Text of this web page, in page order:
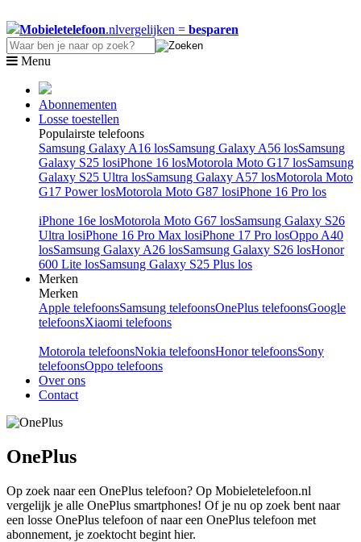
Mobieletelefoon.nlvergelijken = besparen
Menu
Abonnementen
Losse toestellen
Populairste telefoons
Samsung Galaxy A16 losSamsung Galaxy A56 losSamsung
Galaxy S25 losiPhone 16 losMotorola Moto G17 losSamsung
Galaxy S25 Ultra losSamsung Galaxy A57 losMotorola Moto
G17 Power losMotorola Moto G87 losiPhone 16 Pro los
iPhone 16e losMotorola Moto G67 losSamsung Galaxy S26
Ultra losiPhone 16 Pro Max losiPhone 17 Pro losOppo A40
losSamsung Galaxy A26 losSamsung Galaxy S26 losHonor
600 Lite losSamsung Galaxy S25 Plus los
Merken
Merken
Apple telefoonsSamsung telefoonsOnePlus telefoonsGoogle
telefoonsXiaomi telefoons
Motorola telefoonsNokia telefoonsHonor telefoonsSony
telefoonsOppo telefoons
Over ons
Contact
OnePlus
Op zoek naar een OnePlus telefoon? Op Mobieletelefoon.nl
vergelijk je alle OnePlus smartphones! Of je nu op zoek bent naar
een losse OnePlus telefoon of naar een OnePlus telefoon met
abonnement, je zoektocht begint hier.